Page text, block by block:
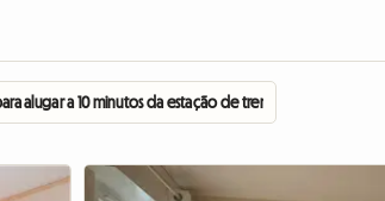
alugar a 10 minutos da estação de trem